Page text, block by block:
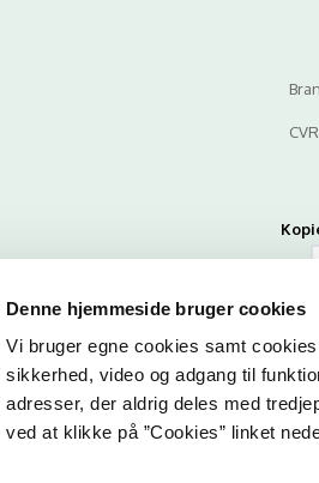
Denne hjemmeside bruger cookies
Vi bruger egne cookies samt
sikkerhed, video og adgang til
adresser, der aldrig deles med
ved at klikke på ”Cookies” linket
Email
Her kan du